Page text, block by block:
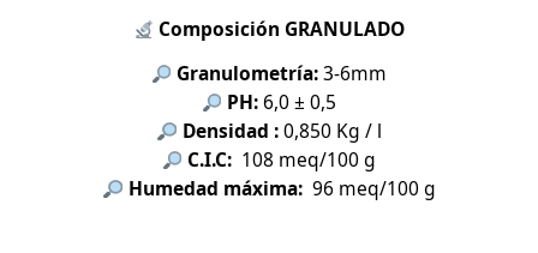
Composición GRANULADO
Granulometría:3-6mm
PH:6,0 ± 0,5
Densidad :0,850 Kg / l
C.I.C: 108 meq/100 g
Humedad máxima: 96 meq/100 g